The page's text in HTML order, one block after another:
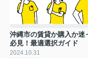
沖縄市の賃貸か購入か迷
必見！最適選択ガイド
2024.10.31